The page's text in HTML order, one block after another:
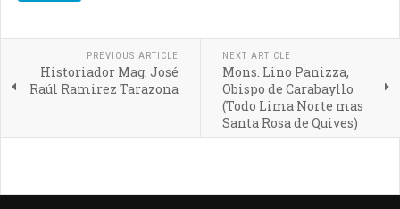
PREVIOUS ARTICLE
Historiador Mag. José
Raúl Ramirez Tarazona
NEXT ARTICLE
Mons. Lino Panizza,
Obispo de Carabayllo
(Todo Lima Norte mas
Santa Rosa de Quives)